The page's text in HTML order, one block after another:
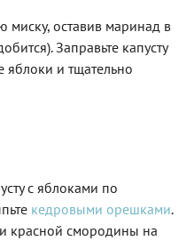
миску, оставив маринад в
Заправьте капусту
и тщательно
с яблоками по
кедровыми орешками.
красной смородины на